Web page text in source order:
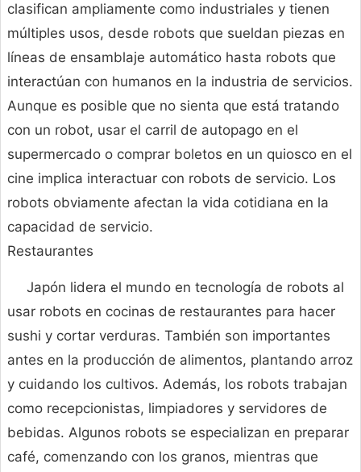
clasifican ampliamente como industriales y tienen
múltiples usos, desde robots que sueldan piezas en
líneas de ensamblaje automático hasta robots que
interactúan con humanos en la industria de servicios.
Aunque es posible que no sienta que está tratando
con un robot, usar el carril de autopago en el
supermercado o comprar boletos en un quiosco en el
cine implica interactuar con robots de servicio. Los
robots obviamente afectan la vida cotidiana en la
capacidad de servicio.
Restaurantes
Japón lidera el mundo en tecnología de robots al
usar robots en cocinas de restaurantes para hacer
sushi y cortar verduras. También son importantes
antes en la producción de alimentos, plantando arroz
y cuidando los cultivos. Además, los robots trabajan
como recepcionistas, limpiadores y servidores de
bebidas. Algunos robots se especializan en preparar
café, comenzando con los granos, mientras que